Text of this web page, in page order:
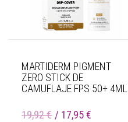
MARTIDERM PIGMENT
ZERO STICK DE
CAMUFLAJE FPS 50+ 4ML
19,92 € 17,95 €